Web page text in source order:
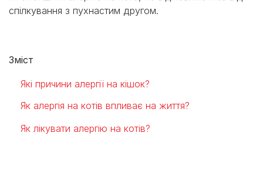
спілкування з пухнастим другом.
Зміст
Які причини алергії на кішок?
Як алергія на котів впливає на життя?
Як лікувати алергію на котів?